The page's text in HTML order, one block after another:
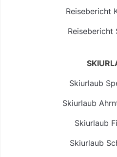
Reisebericht
Reisebericht
Skiurlaub
Skiurlaub
Skiurlaub
Skiurlaub